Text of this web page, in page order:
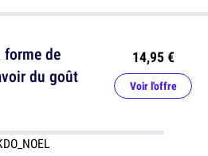
forme de
du goût
14,95 €
Voir l'offre